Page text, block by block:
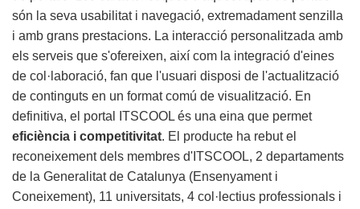
són la seva usabilitat i navegació, extremadament senzilla
i amb grans prestacions. La interacció personalitzada amb
els serveis que s'ofereixen, així com la integració d'eines
de col·laboració, fan que l'usuari disposi de l'actualització
de continguts en un format comú de visualització. En
definitiva, el portal ITSCOOL és una eina que permet
eficiència i competitivitat. El producte ha rebut el
reconeixement dels membres d'ITSCOOL, 2 departaments
de la Generalitat de Catalunya (Ensenyament i
Coneixement), 11 universitats, 4 col·lectius professionals i